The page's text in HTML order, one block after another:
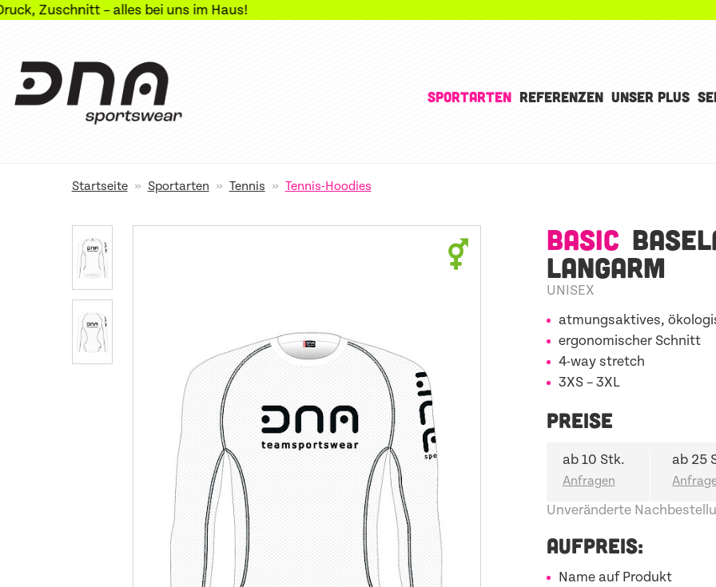
– alles bei uns im Haus!
SPORTARTEN REFERENZEN UNSER PLUS
Startseite » Sportarten » Tennis » Tennis-Hoodies
BASIC
LANGARM
UNISEX
atmungsaktives,
ergonomischer Schnitt
4-way stretch
3XS – 3XL
PREISE
ab 10 Stk. ab 25
Unveränderte
AUFPREIS:
Name auf Produkt